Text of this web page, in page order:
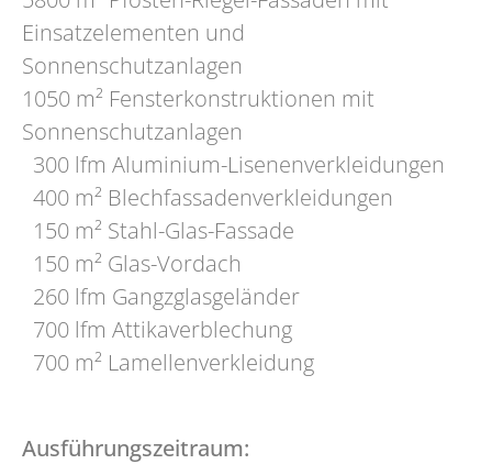
Einsatzelementen und
Sonnenschutzanlagen
1050 m² Fensterkonstruktionen mit
Sonnenschutzanlagen
300 lfm Aluminium-Lisenenverkleidungen
400 m² Blechfassadenverkleidungen
150 m² Stahl-Glas-Fassade
150 m² Glas-Vordach
260 lfm Gangzglasgeländer
700 lfm Attikaverblechung
700 m² Lamellenverkleidung
Ausführungszeitraum: